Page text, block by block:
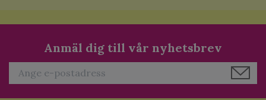
Anmäl dig till vår nyhetsbrev